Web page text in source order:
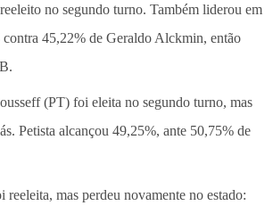
no segundo turno. Também liderou em
45,22% de Geraldo Alckmin, então
(PT) foi eleita no segundo turno, mas
Petista alcançou 49,25%, ante 50,75% de
mas perdeu novamente no estado: